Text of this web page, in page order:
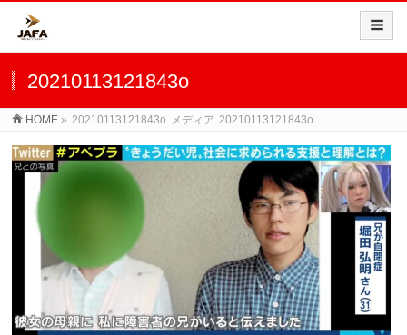
20210113121843o
HOME » 20210113121843o メディア 20210113121843o